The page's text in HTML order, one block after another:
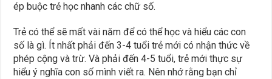
ép buộc trẻ học nhanh các chữ số.
Trẻ có thể sẽ mất vài năm để có thể học và hiểu các con
số là gì. Ít nhất phải đến 3-4 tuổi trẻ mới có nhận thức về
phép cộng và trừ. Và phải đến 4-5 tuổi, trẻ mới thực sự
hiểu ý nghĩa con số mình viết ra. Nên nhớ rằng bạn chỉ